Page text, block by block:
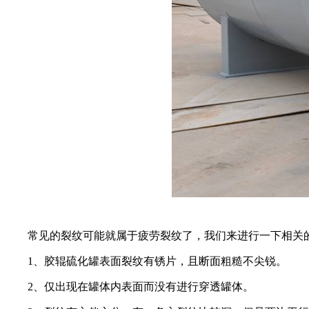
常见的裂纹可能就属于疲劳裂纹了，我们来进行一下相关
1、胶辊硫化罐表面裂纹有锈片，且断面粗糙不尖锐。
2、仅出现在罐体内表面而没有进行穿透罐体。